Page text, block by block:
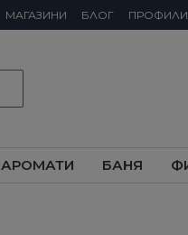
МАГАЗИНИ БЛОГ
АРОМАТИ БАНЯ